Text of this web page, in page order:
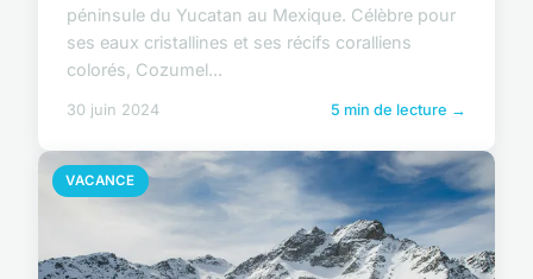
péninsule du Yucatan au Mexique. Célèbre pour
ses eaux cristallines et ses récifs coralliens
colorés, Cozumel...
30 juin 2024 5 min de lecture →
VACANCE